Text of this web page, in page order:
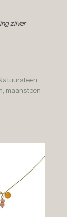
zilver
maansteen